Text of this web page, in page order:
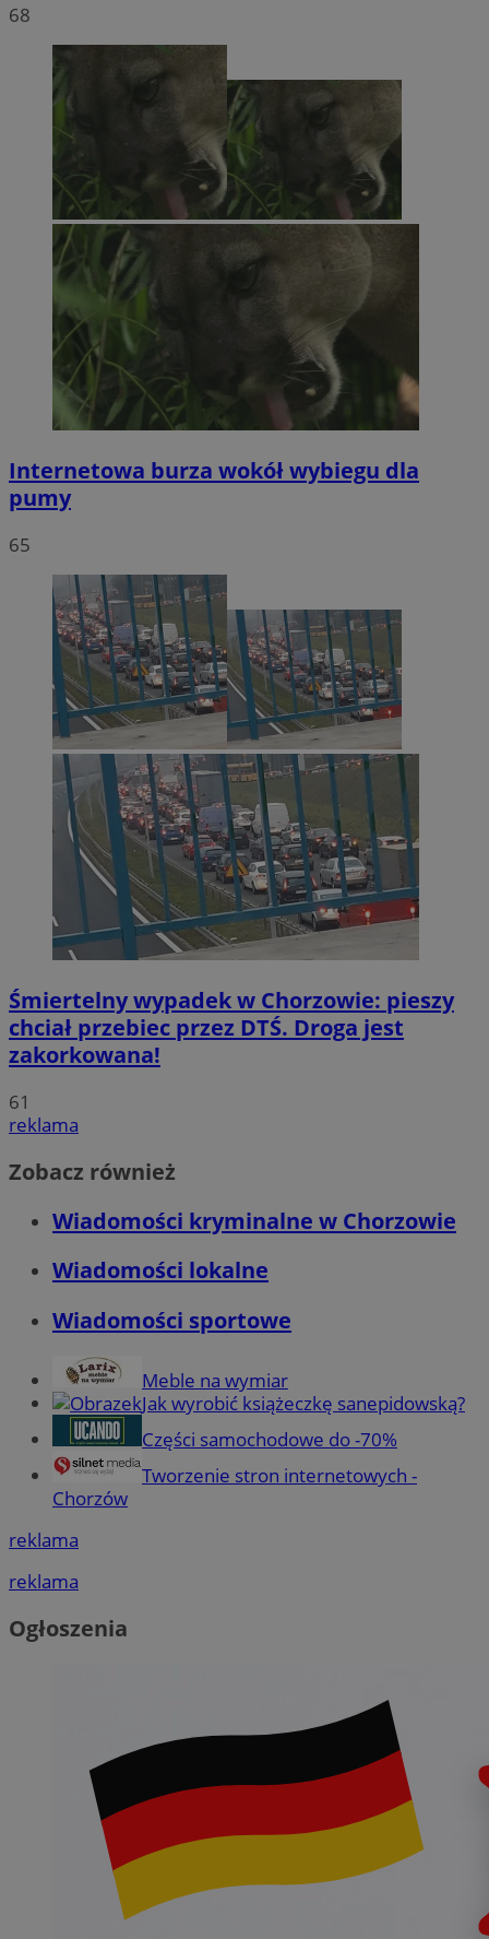
68
Internetowa burza wokół wybiegu dla
pumy
65
Śmiertelny wypadek w Chorzowie: pieszy
chciał przebiec przez DTŚ. Droga jest
zakorkowana!
61
reklama
Zobacz również
Wiadomości kryminalne w Chorzowie
Wiadomości lokalne
Wiadomości sportowe
Meble na wymiar
Jak wyrobić książeczkę sanepidowską?
Części samochodowe do -70%
Tworzenie stron internetowych -
Chorzów
reklama
reklama
Ogłoszenia